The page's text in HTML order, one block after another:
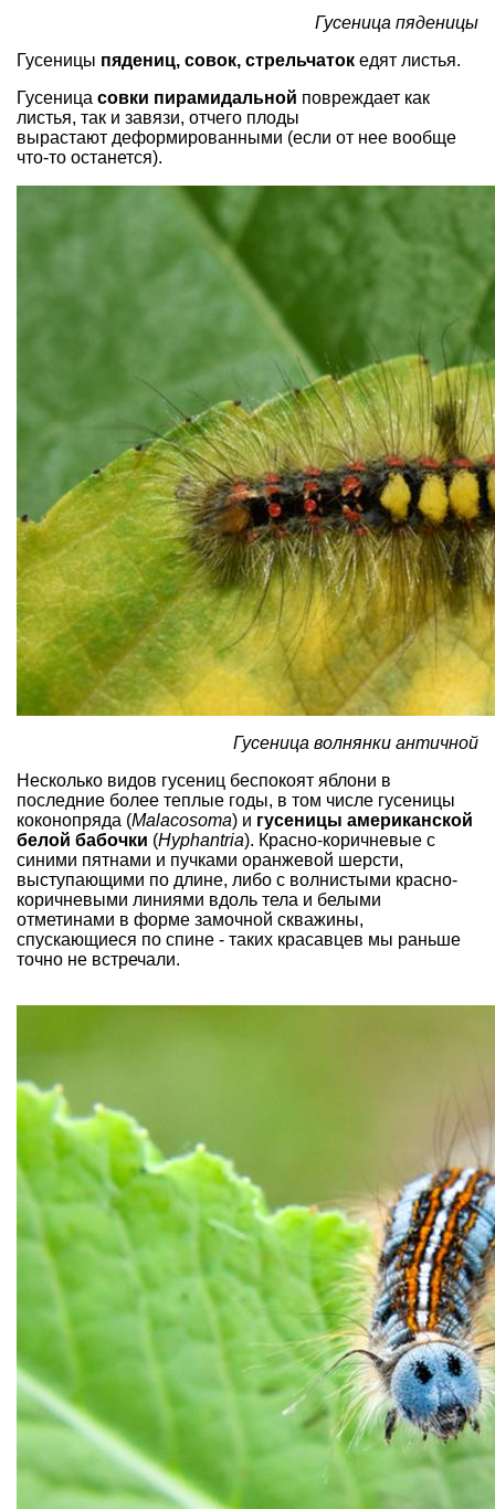
Гусеница пяденицы
Гусеницы пядениц, совок, стрельчаток едят листья.
Гусеница совки пирамидальной повреждает как
листья, так и завязи, отчего плоды
вырастают деформированными (если от нее вообще
что-то останется).
Гусеница волнянки античной
Несколько видов гусениц беспокоят яблони в
последние более теплые годы, в том числе гусеницы
коконопряда (Malacosoma) и гусеницы американской
белой бабочки (Hyphantria). Красно-коричневые с
синими пятнами и пучками оранжевой шерсти,
выступающими по длине, либо с волнистыми красно-
коричневыми линиями вдоль тела и белыми
отметинами в форме замочной скважины,
спускающиеся по спине - таких красавцев мы раньше
точно не встречали.